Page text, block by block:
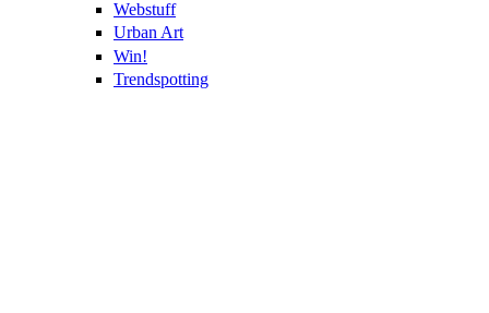
Webstuff
Urban Art
Win!
Trendspotting